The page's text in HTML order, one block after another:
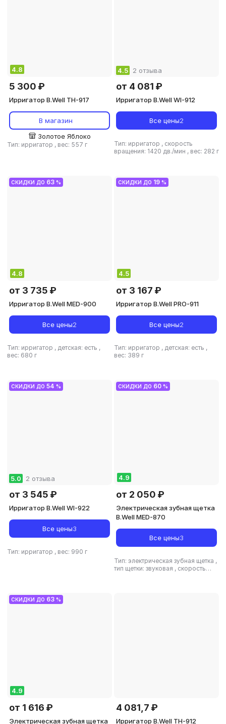
4.8
5 300 ₽
Ирригатор B.Well TH-917
В магазин
Золотое Яблоко
Тип: ирригатор , вес: 557 г
4.5 2 отзыва
от 4 081 ₽
Ирригатор B.Well WI-912
Все цены2
Тип: ирригатор , скорость
вращения: 1420 дв./мин , вес: 282 г
СКИДКИ ДО 63 %
4.8
от 3 735 ₽
Ирригатор B.Well MED-900
Все цены2
Тип: ирригатор , детская: есть ,
вес: 680 г
СКИДКИ ДО 19 %
4.5
от 3 167 ₽
Ирригатор B.Well PRO-911
Все цены2
Тип: ирригатор , детская: есть ,
вес: 389 г
СКИДКИ ДО 54 %
5.0 2 отзыва
от 3 545 ₽
Ирригатор B.Well WI-922
Все цены3
Тип: ирригатор , вес: 990 г
СКИДКИ ДО 60 %
4.9
от 2 050 ₽
Электрическая зубная щетка
B.Well MED-870
Все цены3
Тип: электрическая зубная щетка ,
тип щетки: звуковая , скорость
СКИДКИ ДО 63 %
4.9
от 1 616 ₽
Электрическая зубная щетка
4 081,7 ₽
Ирригатор B.Well ТН-912